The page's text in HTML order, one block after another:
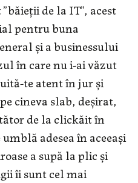
de la IT”, acest
pentru buna
și a businessului
în care nu i-ai văzut
te atent în jur și
cineva slab, deșirat,
de la clickăit în
adesea în aceeași
a supă la plic și
îi sunt cel mai